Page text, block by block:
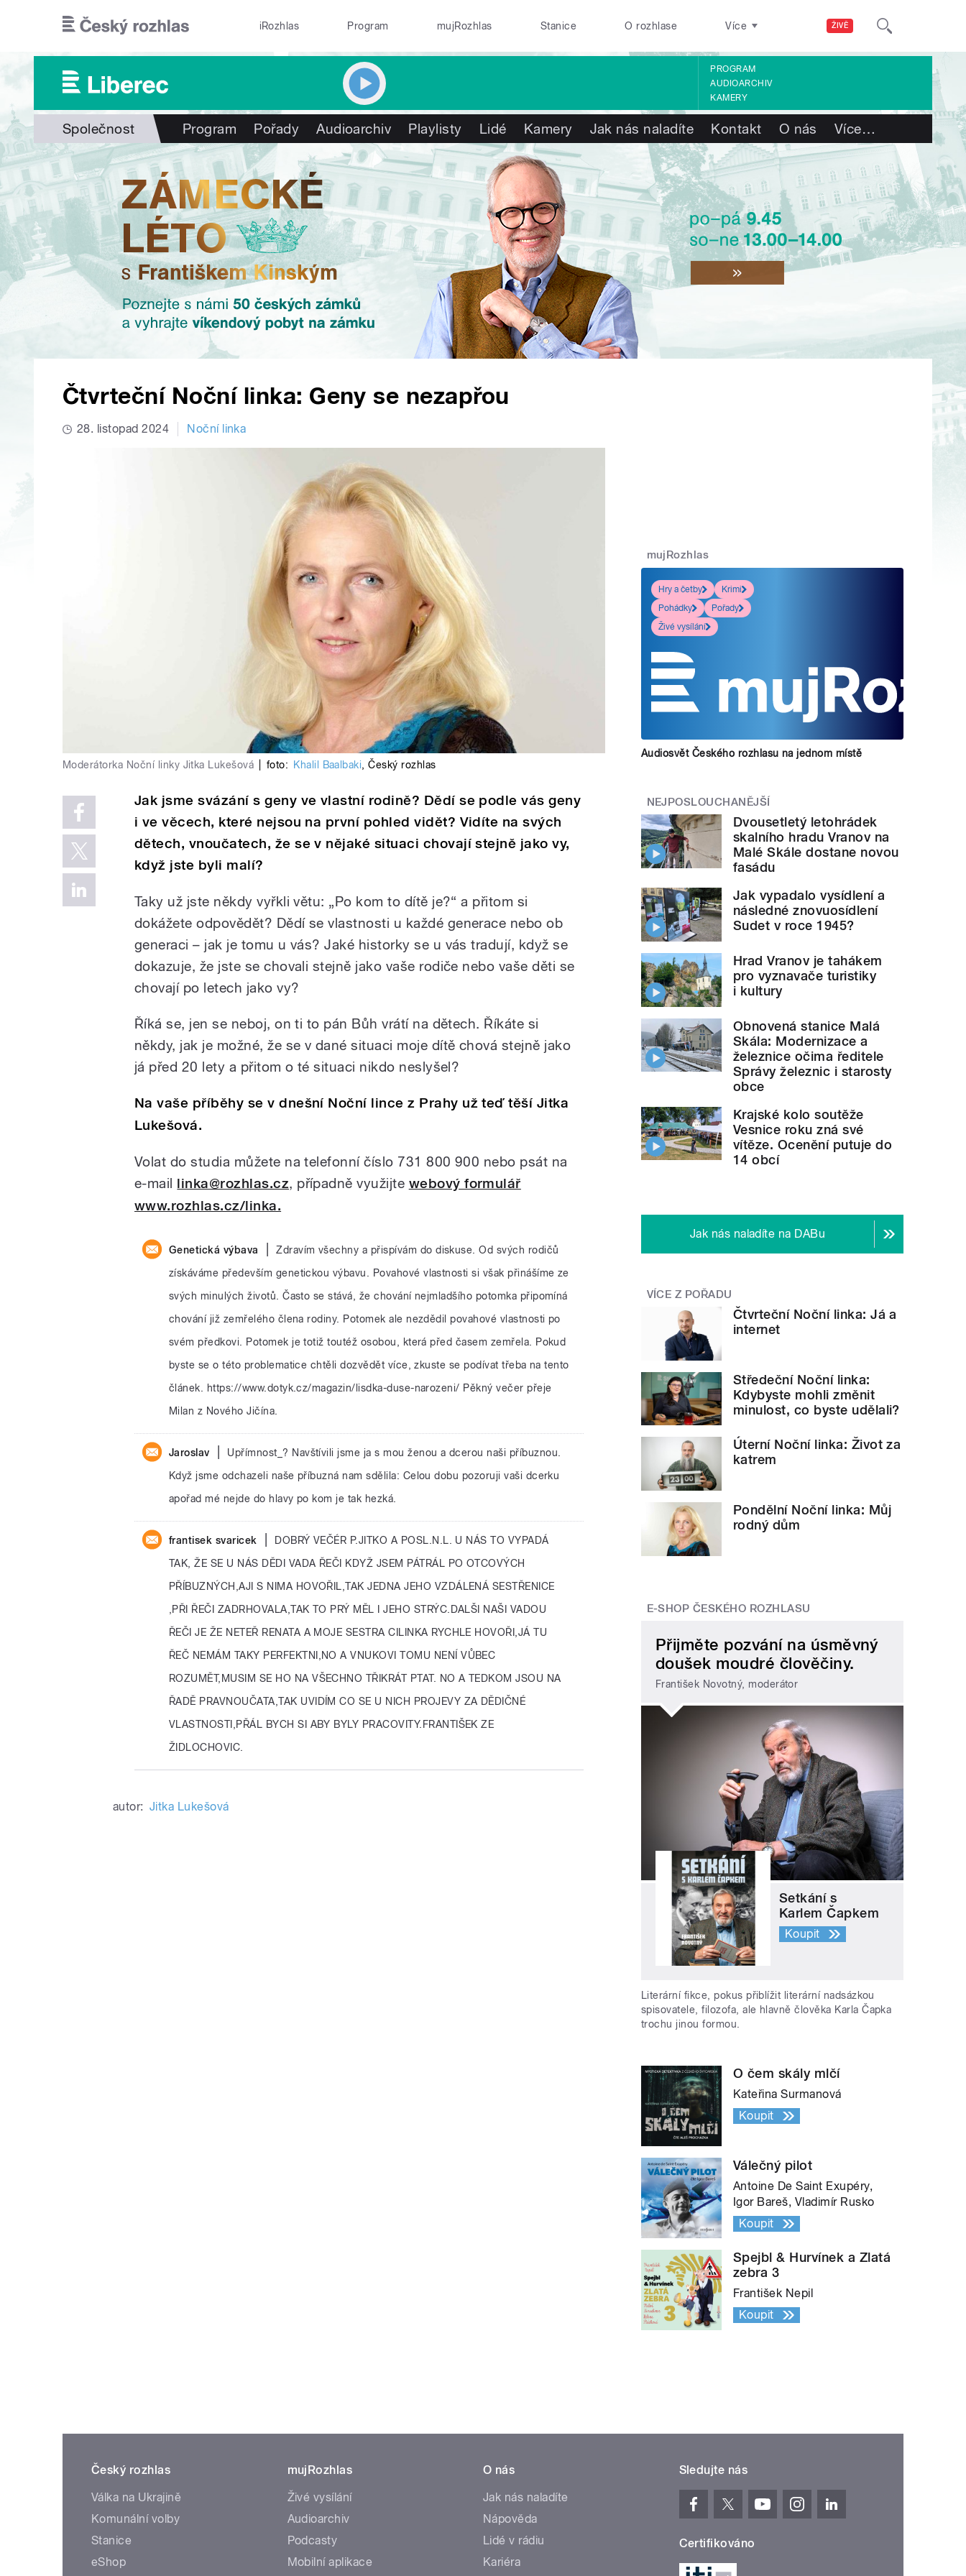
ŽIVĚ
iRozhlas Program mujRozhlas Stanice O rozhlase Více
PROGRAM
AUDIOARCHIV
KAMERY
Společnost Program Pořady Audioarchiv Playlisty Lidé Kamery Jak nás naladíte Kontakt O nás Více…
Čtvrteční Noční linka: Geny se nezapřou
28. listopad 2024 Noční linka
Moderátorka Noční linky Jitka Lukešová foto: Khalil Baalbaki,Český rozhlas
Jak jsme svázání s geny ve vlastní rodině? Dědí se podle vás geny
i ve věcech, které nejsou na první pohled vidět? Vidíte na svých
dětech, vnoučatech, že se v nějaké situaci chovají stejně jako vy,
když jste byli malí?
Taky už jste někdy vyřkli větu: „Po kom to dítě je?“ a přitom si
dokážete odpovědět? Dědí se vlastnosti u každé generace nebo ob
generaci – jak je tomu u vás? Jaké historky se u vás tradují, když se
dokazuje, že jste se chovali stejně jako vaše rodiče nebo vaše děti se
chovají po letech jako vy?
Říká se, jen se neboj, on ti to pán Bůh vrátí na dětech. Říkáte si
někdy, jak je možné, že se v dané situaci moje dítě chová stejně jako
já před 20 lety a přitom o té situaci nikdo neslyšel?
Na vaše příběhy se v dnešní Noční lince z Prahy už teď těší Jitka
Lukešová.
Volat do studia můžete na telefonní číslo 731 800 900 nebo psát na
e-mail linka@rozhlas.cz, případně využijte webový formulář
www.rozhlas.cz/linka.
Genetická výbava
Zdravím všechny a přispívám do diskuse. Od svých rodičů
získáváme především genetickou výbavu. Povahové vlastnosti si však přinášíme ze
svých minulých životů. Často se stává, že chování nejmladšího potomka připomíná
chování již zemřelého člena rodiny. Potomek ale nezdědil povahové vlastnosti po
svém předkovi. Potomek je totiž toutéž osobou, která před časem zemřela. Pokud
byste se o této problematice chtěli dozvědět více, zkuste se podívat třeba na tento
článek. https://www.dotyk.cz/magazin/lisdka-duse-narozeni/ Pěkný večer přeje
Milan z Nového Jičína.
Jaroslav
Upřímnost_? Navštívili jsme ja s mou ženou a dcerou naši příbuznou.
Když jsme odchazeli naše příbuzná nam sdělila: Celou dobu pozoruji vaši dcerku
apořad mé nejde do hlavy po kom je tak hezká.
frantisek svaricek
DOBRÝ VEČÉR P.JITKO A POSL.N.L. U NÁS TO VYPADÁ
TAK, ŽE SE U NÁS DĚDI VADA ŘEČI KDYŽ JSEM PÁTRÁL PO OTCOVÝCH
PŘÍBUZNÝCH,AJI S NIMA HOVOŘIL,TAK JEDNA JEHO VZDÁLENÁ SESTŘENICE
,PŘI ŘEČI ZADRHOVALA,TAK TO PRÝ MĚL I JEHO STRÝC.DALŠI NAŠI VADOU
ŘEČI JE ŽE NETEŘ RENATA A MOJE SESTRA CILINKA RYCHLE HOVOŘI,JÁ TU
ŘEČ NEMÁM TAKY PERFEKTNI,NO A VNUKOVI TOMU NENÍ VŮBEC
ROZUMĚT,MUSIM SE HO NA VŠECHNO TŘIKRÁT PTAT. NO A TEDKOM JSOU NA
ŘADĚ PRAVNOUČATA,TAK UVIDÍM CO SE U NICH PROJEVY ZA DĚDIČNÉ
VLASTNOSTI,PŘÁL BYCH SI ABY BYLY PRACOVITY.FRANTIŠEK ZE
ŽIDLOCHOVIC.
autor: Jitka Lukešová
mujRozhlas
Hry a četby
Krimi
Pohádky
Pořady
Živé vysílání
Audiosvět Českého rozhlasu na jednom místě
NEJPOSLOUCHANĚJŠÍ
Dvousetletý letohrádek
skalního hradu Vranov na
Malé Skále dostane novou
fasádu
Jak vypadalo vysídlení a
následné znovuosídlení
Sudet v roce 1945?
Hrad Vranov je tahákem
pro vyznavače turistiky
i kultury
Obnovená stanice Malá
Skála: Modernizace a
železnice očima ředitele
Správy železnic i starosty
obce
Krajské kolo soutěže
Vesnice roku zná své
vítěze. Ocenění putuje do
14 obcí
Jak nás naladíte na DABu
VÍCE Z POŘADU
Čtvrteční Noční linka: Já a
internet
Středeční Noční linka:
Kdybyste mohli změnit
minulost, co byste udělali?
Úterní Noční linka: Život za
katrem
Pondělní Noční linka: Můj
rodný dům
E-SHOP ČESKÉHO ROZHLASU
Přijměte pozvání na úsměvný
doušek moudré člověčiny.
František Novotný, moderátor
Setkání s
Karlem Čapkem
Koupit
Literární fikce, pokus přiblížit literární nadsázkou
spisovatele, filozofa, ale hlavně člověka Karla Čapka
trochu jinou formou.
O čem skály mlčí
Kateřina Surmanová
Koupit
Válečný pilot
Antoine De Saint Exupéry,
Igor Bareš, Vladimír Rusko
Koupit
Spejbl & Hurvínek a Zlatá
zebra 3
František Nepil
Koupit
Český rozhlas
Válka na Ukrajině
Komunální volby
Stanice
eShop
mujRozhlas
Živé vysílání
Audioarchiv
Podcasty
Mobilní aplikace
O nás
Jak nás naladíte
Nápověda
Lidé v rádiu
Kariéra
Sledujte nás
Certifikováno